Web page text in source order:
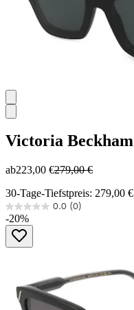
Victoria Beckham
ab223,00 €279,00 €
30-Tage-Tiefstpreis: 279,00 €
0.0 (0)
0.0
von
Sternen.
-20%